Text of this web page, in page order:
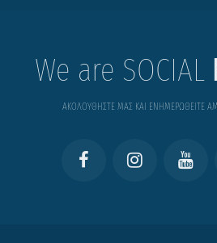
We are SOCIAL
ΑΚΟΛΟΥΘΗΣΤΕ ΜΑΣ ΚΑΙ ΕΝΗΜΕΡΩΘΕΙΤΕ